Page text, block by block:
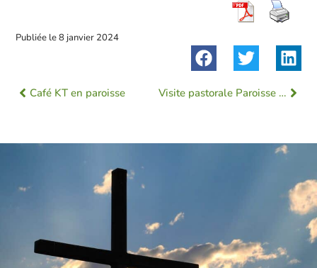
Publiée le8 janvier 2024
Café KT en paroisse Visite pastorale Paroisse Saint Gilduin